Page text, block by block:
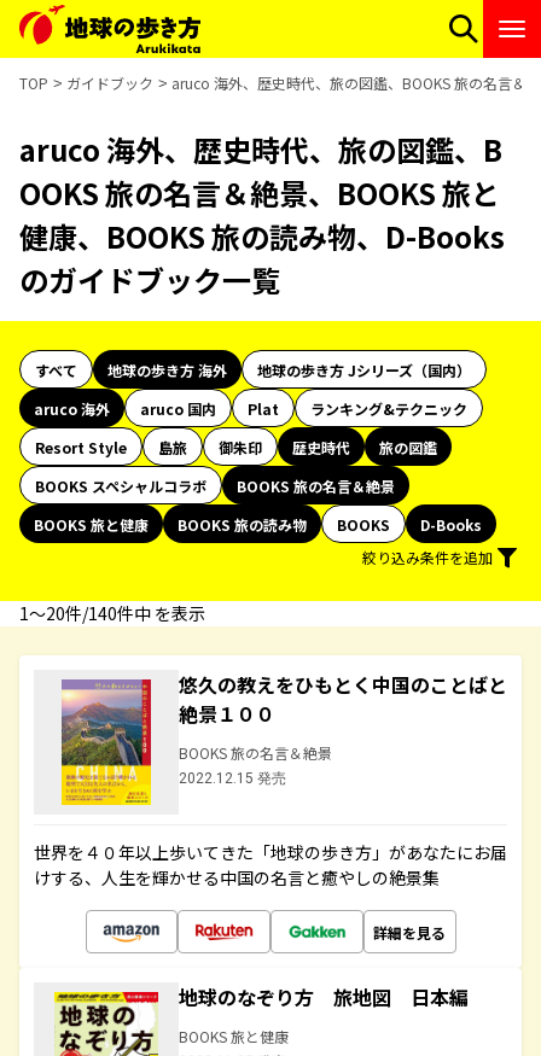
TOP ガイドブック aruco 海外、歴史時代、旅の図鑑、BOOKS 旅の名言＆
aruco 海外、歴史時代、旅の図鑑、B
OOKS 旅の名言＆絶景、BOOKS 旅と
健康、BOOKS 旅の読み物、D-Books
のガイドブック一覧
すべて 地球の歩き方 海外
地球の歩き方 Jシリーズ（国内）
aruco 海外
aruco 国内 Plat
ランキング&テクニック
Resort Style
島旅 御朱印 歴史時代
旅の図鑑
BOOKS スペシャルコラボ
BOOKS 旅の名言＆絶景
BOOKS 旅と健康
BOOKS 旅の読み物 BOOKS
D-Books
絞り込み条件を追加
1〜20件/140件中 を表示
悠久の教えをひもとく中国のことばと
絶景１００
BOOKS 旅の名言＆絶景
2022.12.15 発売
世界を４０年以上歩いてきた「地球の歩き方」があなたにお届
けする、人生を輝かせる中国の名言と癒やしの絶景集
詳細を見る
地球のなぞり方 旅地図 日本編
BOOKS 旅と健康